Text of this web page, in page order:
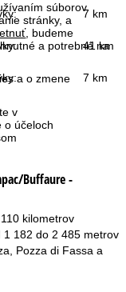
súborov
stránky, a
, budeme
a potrebné na
a o zmene
v
o účeloch
7 km
41 km
7 km
Buffaure -
kilometrov
1 182 do 2 485 metrov
Pozza di Fassa a